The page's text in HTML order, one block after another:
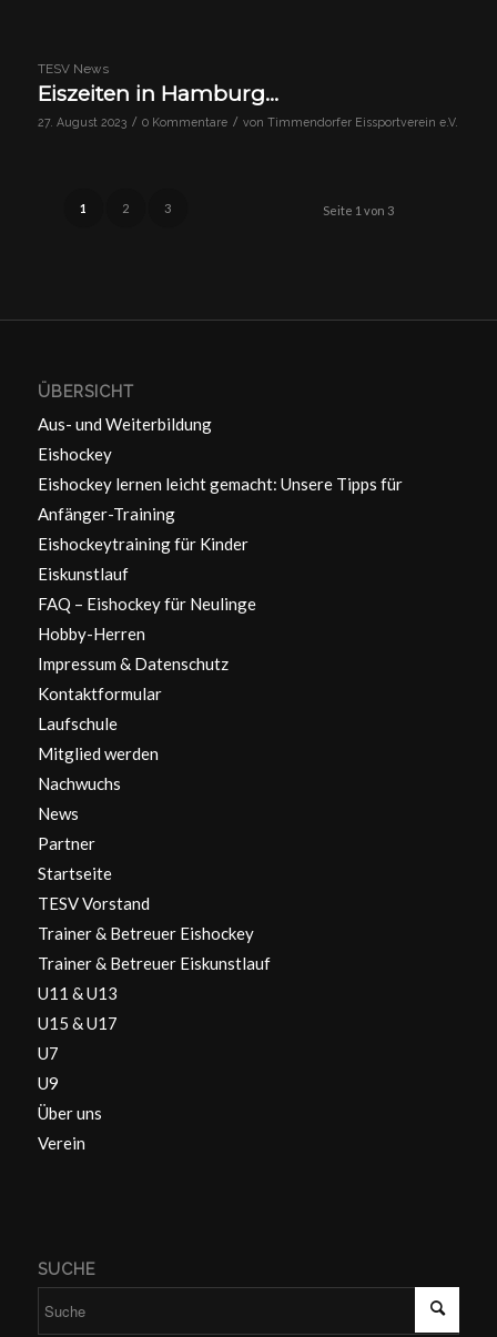
TESV News
Eiszeiten in Hamburg…
27. August 2023 / 0 Kommentare / von Timmendorfer Eissportverein e.V.
Seite 1 von 3
1 2 3
ÜBERSICHT
Aus- und Weiterbildung
Eishockey
Eishockey lernen leicht gemacht: Unsere Tipps für
Anfänger-Training
Eishockeytraining für Kinder
Eiskunstlauf
FAQ – Eishockey für Neulinge
Hobby-Herren
Impressum & Datenschutz
Kontaktformular
Laufschule
Mitglied werden
Nachwuchs
News
Partner
Startseite
TESV Vorstand
Trainer & Betreuer Eishockey
Trainer & Betreuer Eiskunstlauf
U11 & U13
U15 & U17
U7
U9
Über uns
Verein
SUCHE